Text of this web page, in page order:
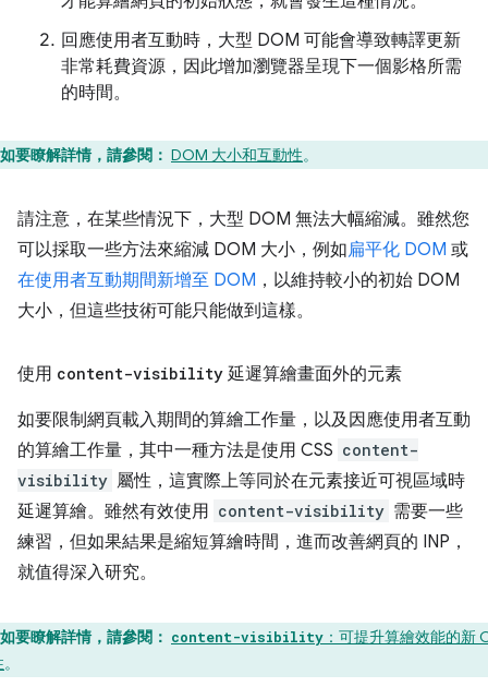
回應使用者互動時，大型 DOM 可能會導致轉譯更新
非常耗費資源，因此增加瀏覽器呈現下一個影格所需
的時間。
如要瞭解詳情，請參閱： DOM 大小和互動性。
請注意，在某些情況下，大型 DOM 無法大幅縮減。雖然您
可以採取一些方法來縮減 DOM 大小，例如扁平化 DOM 或
在使用者互動期間新增至 DOM ，以維持較小的初始 DOM
大小，但這些技術可能只能做到這樣。
使用 content-visibility 延遲算繪畫面外的元素
如要限制網頁載入期間的算繪工作量，以及因應使用者互動
的算繪工作量，其中一種方法是使用 CSS content-
visibility 屬性，這實際上等同於在元素接近可視區域時
延遲算繪。雖然有效使用 content-visibility 需要一些
練習，但如果結果是縮短算繪時間，進而改善網頁的 INP，
就值得深入研究。
如要瞭解詳情，請參閱： content-visibility ：可提升算繪效能的新
。